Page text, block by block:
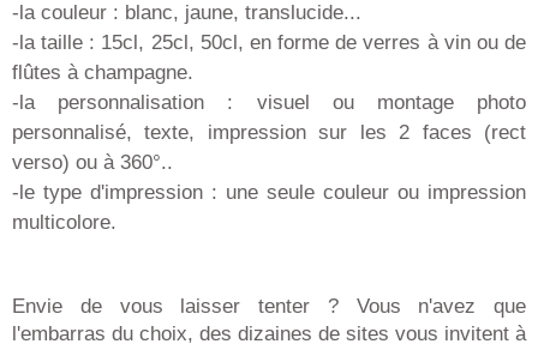
-la couleur : blanc, jaune, translucide...
-la taille : 15cl, 25cl, 50cl, en forme de verres à vin ou de
flûtes à champagne.
-la personnalisation : visuel ou montage photo
personnalisé, texte, impression sur les 2 faces (rect
verso) ou à 360°..
-le type d'impression : une seule couleur ou impression
multicolore.
Envie de vous laisser tenter ? Vous n'avez que
l'embarras du choix, des dizaines de sites vous invitent à